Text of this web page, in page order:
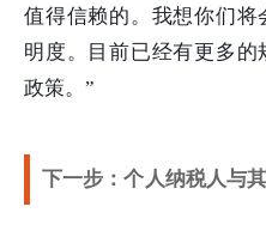
值得信赖的。我想你们
明度。目前已经有更多
政策。”
下一步：个人纳税人与